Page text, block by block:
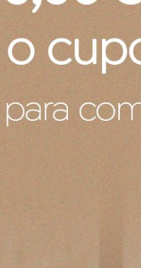
um pontinho no pote
Nectar 1,1 L